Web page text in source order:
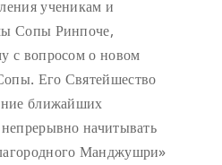
ученикам и
Сопы Ринпоче,
с вопросом о новом
Его Святейшество
ближайших
начитывать
Манджушри»